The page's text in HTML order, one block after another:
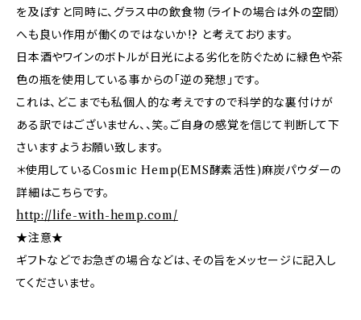
を及ぼすと同時に、グラス中の飲食物（ライトの場合は外の空間）
へも良い作用が働くのではないか!? と考えております。
日本酒やワインのボトルが日光による劣化を防ぐために緑色や茶
色の瓶を使用している事からの「逆の発想」です。
これは、どこまでも私個人的な考えですので科学的な裏付けが
ある訳ではございません、、笑。ご自身の感覚を信じて判断して下
さいますようお願い致します。
＊使用しているCosmic Hemp(EMS酵素活性)麻炭パウダーの
詳細はこちらです。
http://life-with-hemp.com/
★注意★
ギフトなどでお急ぎの場合などは、その旨をメッセージに記入し
てくださいませ。